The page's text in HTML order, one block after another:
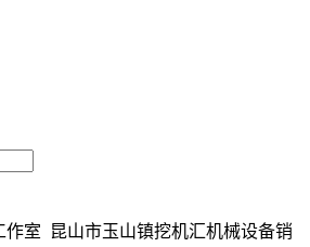
作室 昆山市玉山镇挖机汇机械设备销